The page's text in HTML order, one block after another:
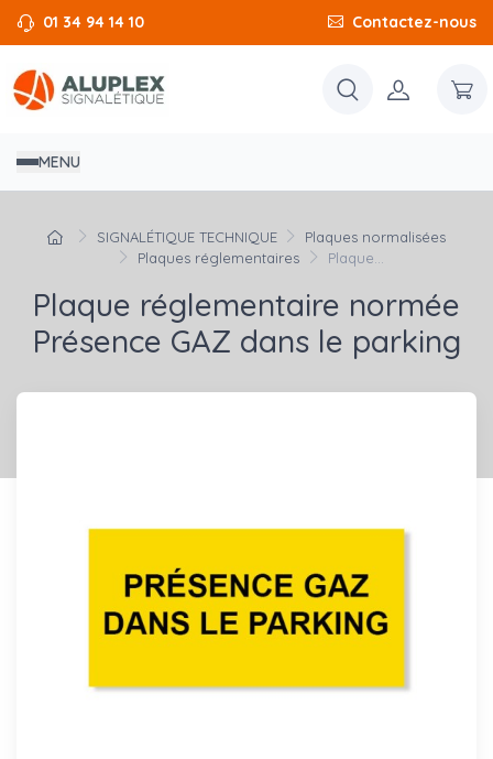
01 34 94 14 10 Contactez-nous
MENU
SIGNALÉTIQUE TECHNIQUE
Plaques normalisées
Plaques réglementaires
Plaque...
Plaque réglementaire normée
Présence GAZ dans le parking